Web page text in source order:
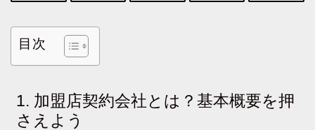
目次
1. 加盟店契約会社とは？基本概要を押
さえよう